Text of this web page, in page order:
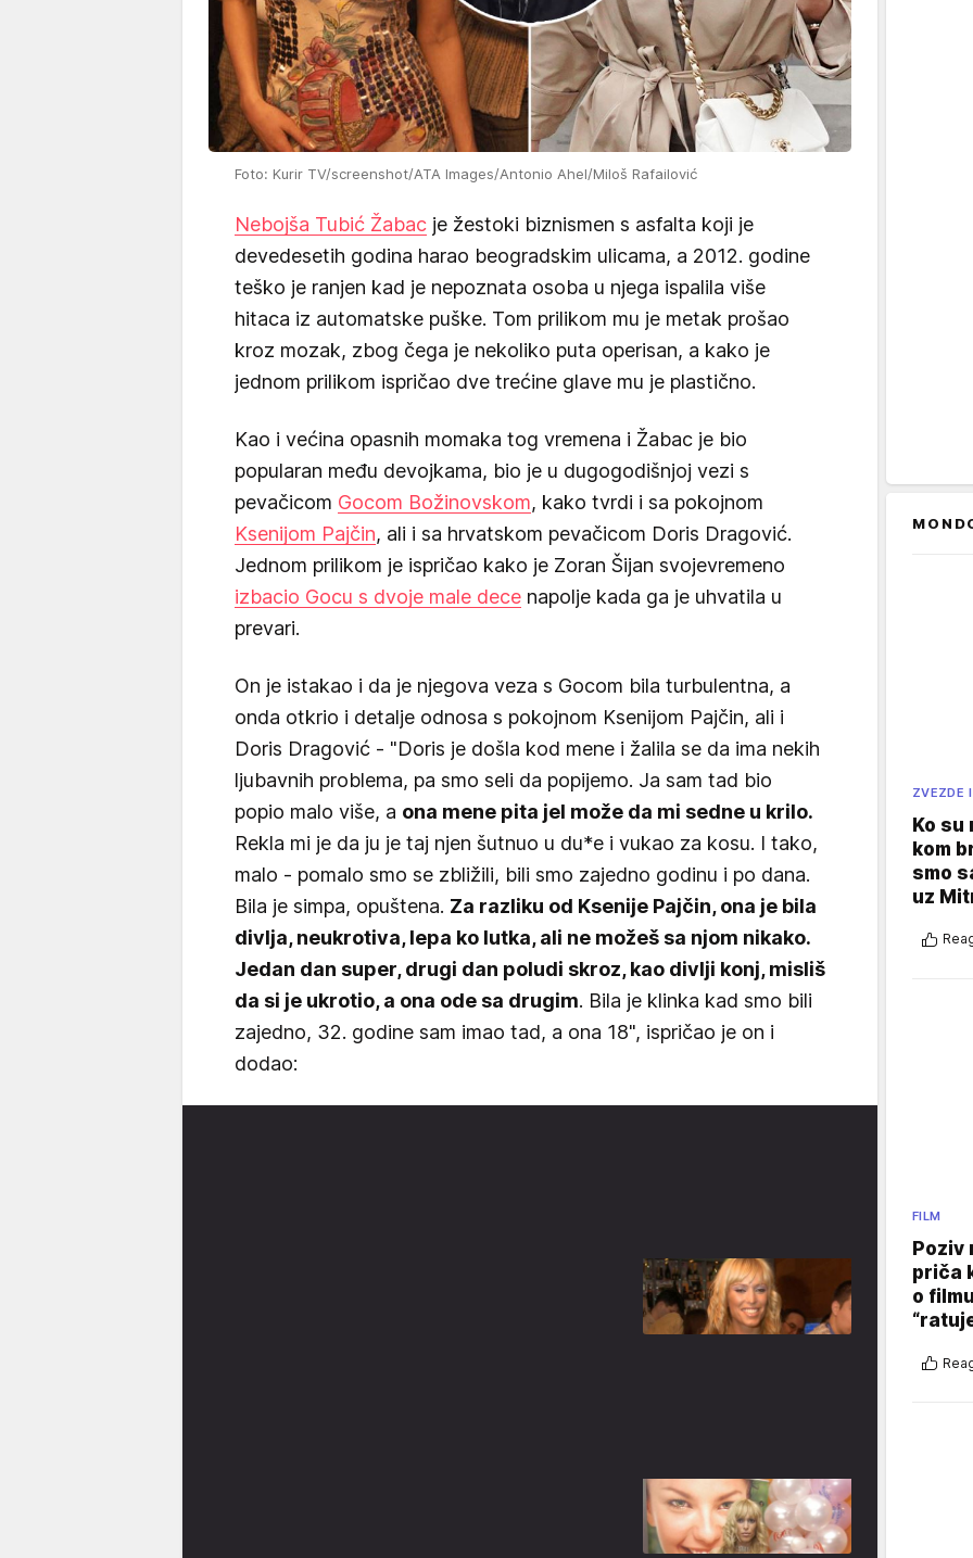
Foto: Kurir TV/screenshot/ATA Images/Antonio Ahel/Miloš Rafailović
Nebojša Tubić Žabac je žestoki biznismen s asfalta koji je
devedesetih godina harao beogradskim ulicama, a 2012. godine
teško je ranjen kad je nepoznata osoba u njega ispalila više
hitaca iz automatske puške. Tom prilikom mu je metak prošao
kroz mozak, zbog čega je nekoliko puta operisan, a kako je
jednom prilikom ispričao dve trećine glave mu je plastično.
Kao i većina opasnih momaka tog vremena i Žabac je bio
popularan među devojkama, bio je u dugogodišnjoj vezi s
pevačicom Gocom Božinovskom, kako tvrdi i sa pokojnom
Ksenijom Pajčin, ali i sa hrvatskom pevačicom Doris Dragović.
Jednom prilikom je ispričao kako je Zoran Šijan svojevremeno
izbacio Gocu s dvoje male dece napolje kada ga je uhvatila u
prevari.
On je istakao i da je njegova veza s Gocom bila turbulentna, a
onda otkrio i detalje odnosa s pokojnom Ksenijom Pajčin, ali i
Doris Dragović - "Doris je došla kod mene i žalila se da ima nekih
ljubavnih problema, pa smo seli da popijemo. Ja sam tad bio
popio malo više, a ona mene pita jel može da mi sedne u krilo.
Rekla mi je da ju je taj njen šutnuo u du*e i vukao za kosu. I tako,
malo - pomalo smo se zbližili, bili smo zajedno godinu i po dana.
Bila je simpa, opuštena. Za razliku od Ksenije Pajčin, ona je bila
divlja, neukrotiva, lepa ko lutka, ali ne možeš sa njom nikako.
Jedan dan super, drugi dan poludi skroz, kao divlji konj, misliš
da si je ukrotio, a ona ode sa drugim. Bila je klinka kad smo bili
zajedno, 32. godine sam imao tad, a ona 18", ispričao je on i
dodao:
ZVEZDE
Ko su
kom
smo
uz
FILM
Poziv
priča
o